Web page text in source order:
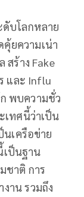
บโลกหลาย
ยความเน่า
ร้าง Fake
และ Influ
ก พบความชั่ว
เทศนี้ว่าเป็น
นเครือข่าย
เป็นฐาน
ชาติ การ
าน รวมถึง